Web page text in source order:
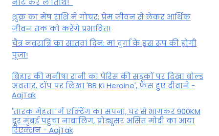
नोट कर लें तिथि!
शुक्र का मेष राशि में गोचर: प्रेम जीवन से लेकर आर्थिक
जीवन तक को करेंगे प्रभावित!
चैत्र नवरात्रि का सातवां दिन: मां दुर्गा के इस रूप की होगी
पूजा!
बिहार की मनीषा रानी का पेरिस की सड़कों पर दिखा बोल्ड
अवतार, टॉप पर लिखा 'BB Ki Heroine', फैंस हुए दीवाने -
AajTak
'तारक मेहता' में एक्टिंग का सपना, घर से भागकर 900KM
दूर मुंबई पहुंचा नाबालिग, प्रोड्यूसर असित मोदी का आया
रिएक्शन - AajTak